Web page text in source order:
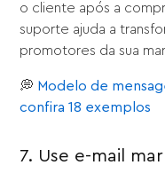
o cliente após a
suporte ajuda a
promotores da sua
💭 Modelo de
confira 18 exemplos
7. Use e-mail